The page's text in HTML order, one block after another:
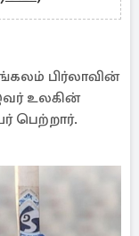
பிர்லாவின்
உலகின்
பெற்றார்.